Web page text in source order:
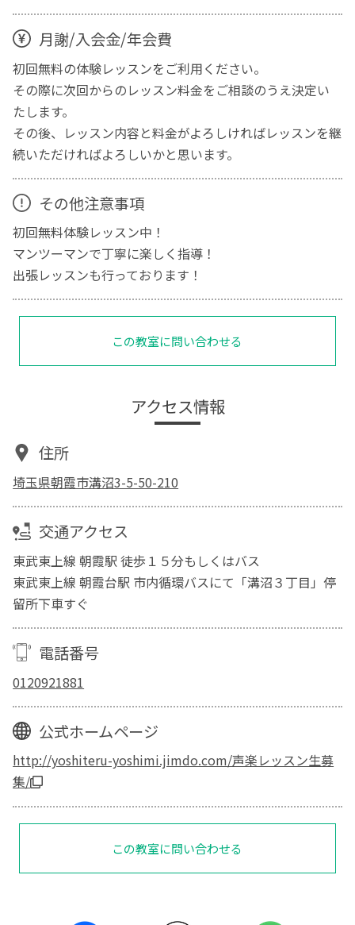
月謝/入会金/年会費
初回無料の体験レッスンをご利用ください。
その際に次回からのレッスン料金をご相談のうえ決定い
たします。
その後、レッスン内容と料金がよろしければレッスンを継
続いただければよろしいかと思います。
その他注意事項
初回無料体験レッスン中！
マンツーマンで丁寧に楽しく指導！
出張レッスンも行っております！
この教室に問い合わせる
アクセス情報
住所
埼玉県朝霞市溝沼3-5-50-210
交通アクセス
東武東上線 朝霞駅 徒歩１５分もしくはバス
東武東上線 朝霞台駅 市内循環バスにて「溝沼３丁目」停
留所下車すぐ
電話番号
0120921881
公式ホームページ
http://yoshiteru-yoshimi.jimdo.com/声楽レッスン生募
集/
この教室に問い合わせる